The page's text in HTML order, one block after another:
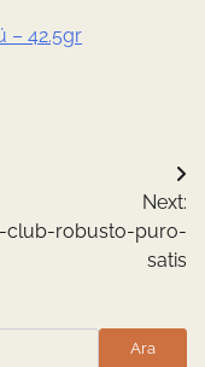
– 42.5gr
Next:
club-robusto-puro-
satis
Ara